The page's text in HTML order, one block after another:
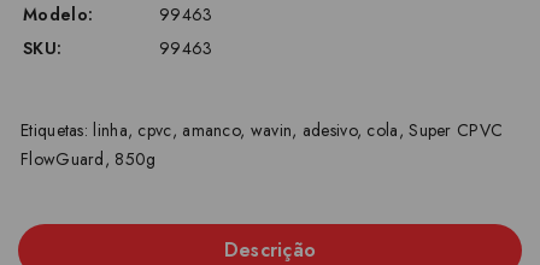
Modelo:
99463
SKU:
99463
Etiquetas: linha, cpvc, amanco, wavin, adesivo, cola,Super CPVC
FlowGuard, 850g
Descrição